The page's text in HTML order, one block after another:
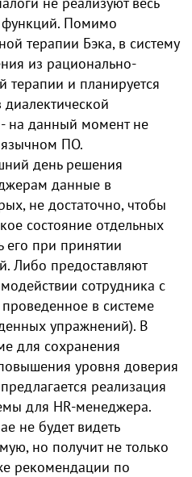
Помимо
терапии Бэка, в систему
из рационально-
терапии и планируется
на данный момент не
ПО.
день решения
данные в
не достаточно, чтобы
состояние отдельных
его при принятии
Либо предоставляют
сотрудника с
в системе
упражнений). В
для сохранения
уровня доверия
реализация
для HR-менеджера.
не будет видеть
но получит не только
рекомендации по